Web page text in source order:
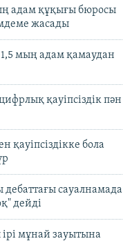
адам құқығы бюросы
жасады
мың адам қамаудан
қауіпсіздік пән
бола
дебаттағы сауалнамада
дейді
мұнай зауытына